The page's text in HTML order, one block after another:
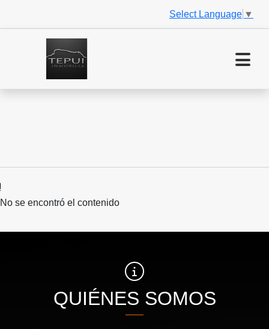
Select Language ▼
No se encontró el contenido
QUIÉNES SOMOS